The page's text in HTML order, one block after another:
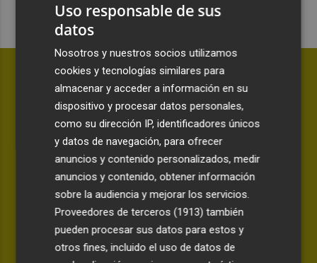
ANÁLISIS | LA CANTINA
Awa Fam deja más certezas que
Uso responsable de sus
datos
Nosotros y nuestros socios utilizamos
cookies y tecnologías similares para
almacenar y acceder a información en su
dispositivo y procesar datos personales,
como su dirección IP, identificadores únicos
y datos de navegación, para ofrecer
anuncios y contenido personalizados, medir
anuncios y contenido, obtener información
sobre la audiencia y mejorar los servicios.
Proveedores de terceros (1913) también
pueden procesar sus datos para estos y
otros fines, incluido el uso de datos de